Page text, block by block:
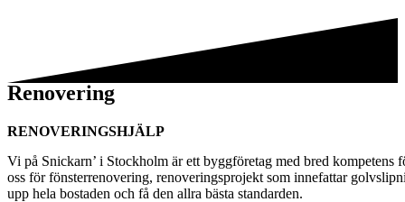
Renovering
RENOVERINGSHJÄLP
Vi på Snickarn’ i Stockholm är ett byggföretag med bred
oss för fönsterrenovering, renoveringsprojekt som innefattar
upp hela bostaden och få den allra bästa standarden.